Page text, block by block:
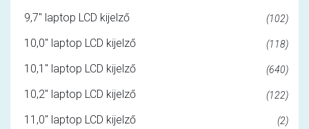
9,7" laptop LCD kijelző (102)
10,0" laptop LCD kijelző (118)
10,1" laptop LCD kijelző (640)
10,2" laptop LCD kijelző (122)
11,0" laptop LCD kijelző (2)